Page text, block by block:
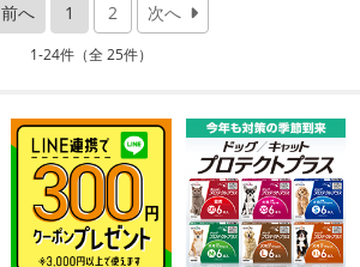
前へ 1 2 次へ
1-24件（全 25件）